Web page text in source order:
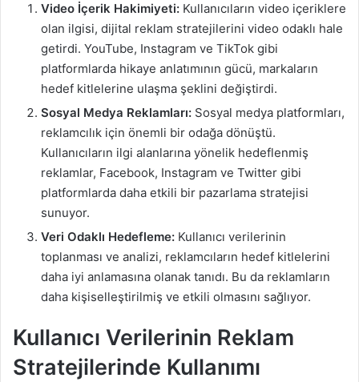
Video İçerik Hakimiyeti: Kullanıcıların video içeriklere
olan ilgisi, dijital reklam stratejilerini video odaklı hale
getirdi. YouTube, Instagram ve TikTok gibi
platformlarda hikaye anlatımının gücü, markaların
hedef kitlelerine ulaşma şeklini değiştirdi.
Sosyal Medya Reklamları: Sosyal medya platformları,
reklamcılık için önemli bir odağa dönüştü.
Kullanıcıların ilgi alanlarına yönelik hedeflenmiş
reklamlar, Facebook, Instagram ve Twitter gibi
platformlarda daha etkili bir pazarlama stratejisi
sunuyor.
Veri Odaklı Hedefleme: Kullanıcı verilerinin
toplanması ve analizi, reklamcıların hedef kitlelerini
daha iyi anlamasına olanak tanıdı. Bu da reklamların
daha kişiselleştirilmiş ve etkili olmasını sağlıyor.
Kullanıcı Verilerinin Reklam
Stratejilerinde Kullanımı